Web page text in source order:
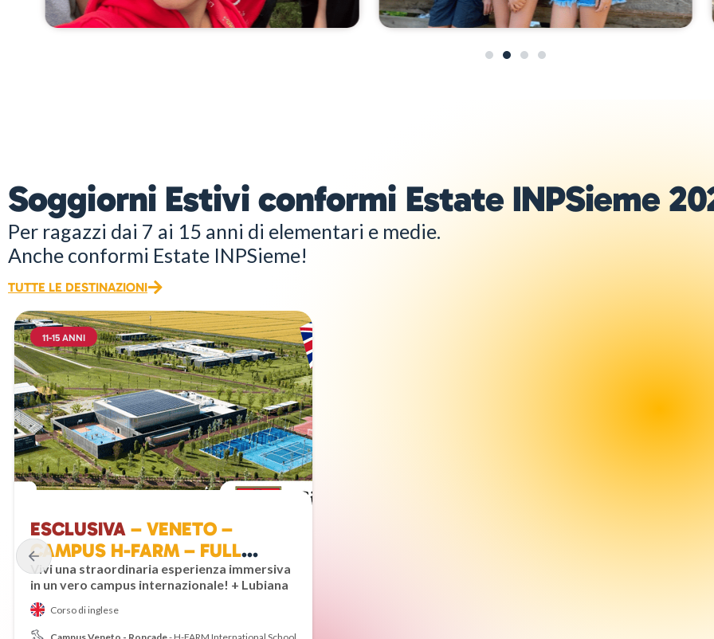
Soggiorni Estivi conformi Estate INPSieme
Per ragazzi dai 7 ai 15 anni di elementari e medie.
Anche conformi Estate INPSieme!
TUTTE LE DESTINAZIONI
11-15 ANNI
ESCLUSIVA – VENETO –
CAMPUS H-FARM – FULL
ENGLISH ACADEMY
Vivi una straordinaria esperienza immersiva
in un vero campus internazionale! + Lubiana
Corso di inglese